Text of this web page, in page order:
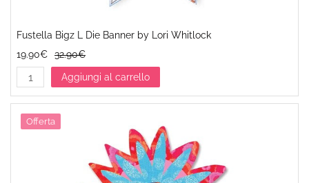
Fustella Bigz L Die Banner by Lori Whitlock
19.90€
32.90€
Aggiungi al carrello
Offerta